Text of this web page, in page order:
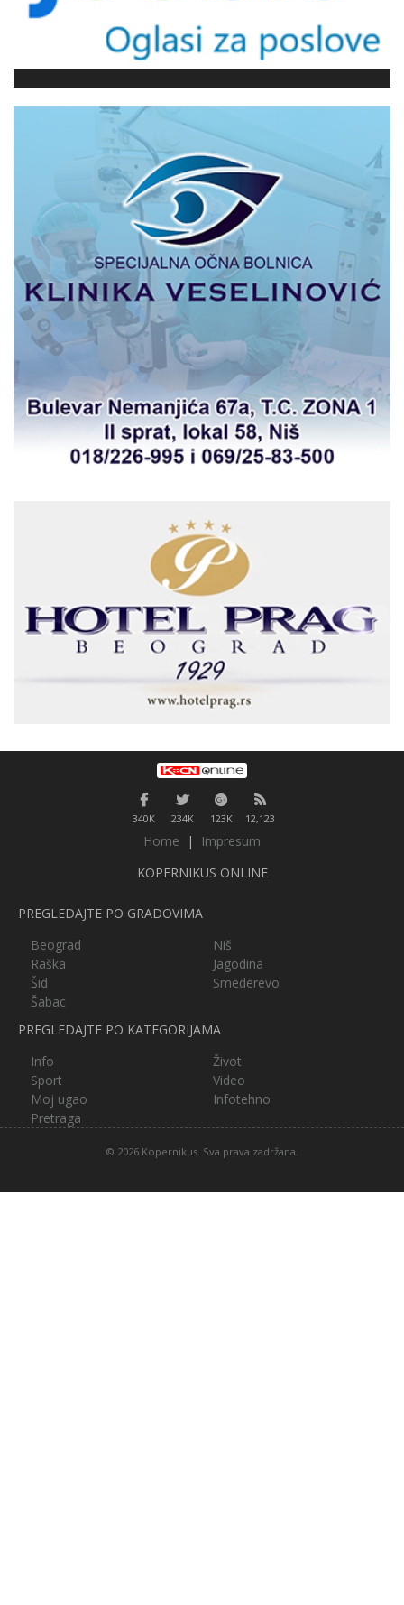
340K 234K 123K 12,123
Home |
Impresum
KOPERNIKUS ONLINE
PREGLEDAJTE PO GRADOVIMA
Beograd
Niš
Raška
Jagodina
Šid
Smederevo
Šabac
PREGLEDAJTE PO KATEGORIJAMA
Info
Život
Sport
Video
Moj ugao
Infotehno
Pretraga
© 2026 Kopernikus. Sva prava zadržana.